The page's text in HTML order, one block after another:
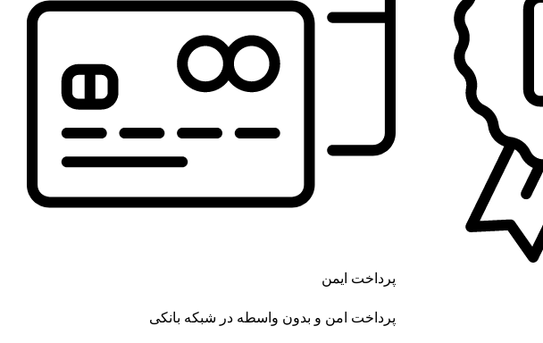
پرداخت ایمن
پرداخت امن و بدون واسطه در شبکه بانکی